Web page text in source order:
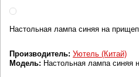
Настольная лампа синяя на
Производитель: Уютель (Китай)
Модель: Настольная лампа синяя